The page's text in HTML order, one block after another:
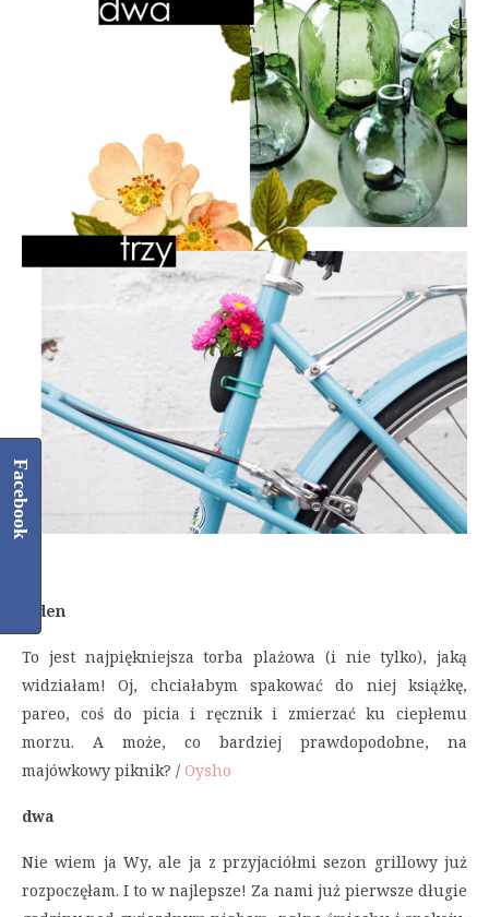
jeden
To jest najpiękniejsza torba plażowa (i nie tylko), jaką
widziałam! Oj, chciałabym spakować do niej książkę,
pareo, coś do picia i ręcznik i zmierzać ku ciepłemu
morzu. A może, co bardziej prawdopodobne, na
majówkowy piknik? / Oysho
dwa
Nie wiem ja Wy, ale ja z przyjaciółmi sezon grillowy już
rozpoczęłam. I to w najlepsze! Za nami już pierwsze długie
Facebook